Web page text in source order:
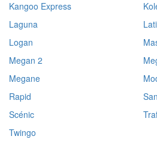
Kangoo Express
Laguna
Logan
Megan 2
Megane
Rapid
Scénic
Twingo